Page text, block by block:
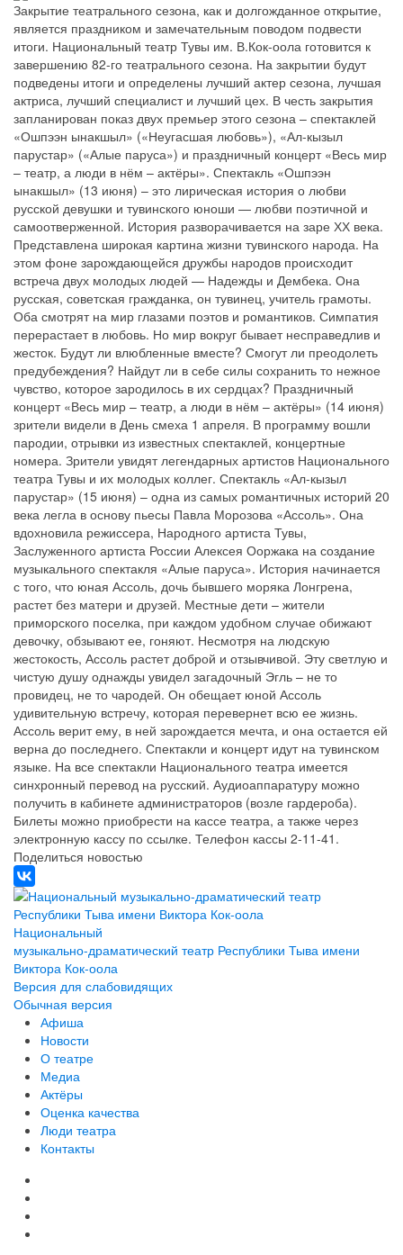
Закрытие театрального сезона, как и долгожданное открытие,
является праздником и замечательным поводом подвести
итоги. Национальный театр Тувы им. В.Кок-оола готовится к
завершению 82-го театрального сезона. На закрытии будут
подведены итоги и определены лучший актер сезона, лучшая
актриса, лучший специалист и лучший цех. В честь закрытия
запланирован показ двух премьер этого сезона – спектаклей
«Ошпээн ынакшыл» («Неугасшая любовь»), «Ал-кызыл
парустар» («Алые паруса») и праздничный концерт «Весь мир
– театр, а люди в нём – актёры». Спектакль «Ошпээн
ынакшыл» (13 июня) – это лирическая история о любви
русской девушки и тувинского юноши — любви поэтичной и
самоотверженной. История разворачивается на заре ХХ века.
Представлена широкая картина жизни тувинского народа. На
этом фоне зарождающейся дружбы народов происходит
встреча двух молодых людей — Надежды и Дембека. Она
русская, советская гражданка, он тувинец, учитель грамоты.
Оба смотрят на мир глазами поэтов и романтиков. Симпатия
перерастает в любовь. Но мир вокруг бывает несправедлив и
жесток. Будут ли влюбленные вместе? Смогут ли преодолеть
предубеждения? Найдут ли в себе силы сохранить то нежное
чувство, которое зародилось в их сердцах? Праздничный
концерт «Весь мир – театр, а люди в нём – актёры» (14 июня)
зрители видели в День смеха 1 апреля. В программу вошли
пародии, отрывки из известных спектаклей, концертные
номера. Зрители увидят легендарных артистов Национального
театра Тувы и их молодых коллег. Спектакль «Ал-кызыл
парустар» (15 июня) – одна из самых романтичных историй 20
века легла в основу пьесы Павла Морозова «Ассоль». Она
вдохновила режиссера, Народного артиста Тувы,
Заслуженного артиста России Алексея Ооржака на создание
музыкального спектакля «Алые паруса». История начинается
с того, что юная Ассоль, дочь бывшего моряка Лонгрена,
растет без матери и друзей. Местные дети – жители
приморского поселка, при каждом удобном случае обижают
девочку, обзывают ее, гоняют. Несмотря на людскую
жестокость, Ассоль растет доброй и отзывчивой. Эту светлую и
чистую душу однажды увидел загадочный Эгль – не то
провидец, не то чародей. Он обещает юной Ассоль
удивительную встречу, которая перевернет всю ее жизнь.
Ассоль верит ему, в ней зарождается мечта, и она остается ей
верна до последнего. Спектакли и концерт идут на тувинском
языке. На все спектакли Национального театра имеется
синхронный перевод на русский. Аудиоаппаратуру можно
получить в кабинете администраторов (возле гардероба).
Билеты можно приобрести на кассе театра, а также через
электронную кассу по ссылке. Телефон кассы 2-11-41.
Поделиться новостью
Национальный
музыкально-драматический театр Республики Тыва имени
Виктора Кок-оола
Версия для слабовидящих
Обычная версия
Афиша
Новости
О театре
Медиа
Актёры
Оценка качества
Люди театра
Контакты